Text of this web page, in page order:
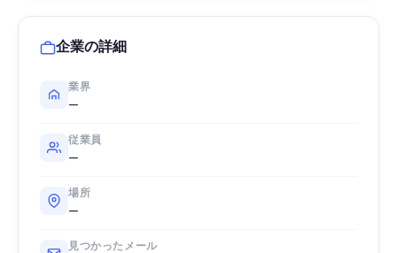
企業の詳細
業界
—
従業員
—
場所
—
見つかったメール